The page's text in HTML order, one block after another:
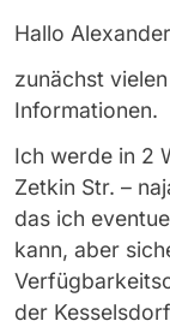
Hallo
zunächst
Informationen.
Ich werde in 2
Zetkin Str. –
das ich
kann, aber
der